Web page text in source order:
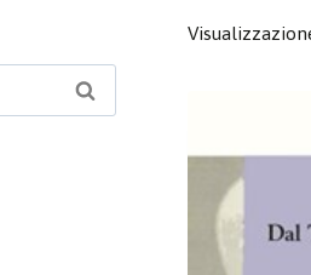
Cerca